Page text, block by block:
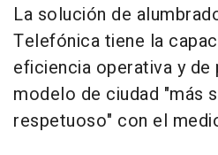
La solución de
Telefónica tiene la
eficiencia operativa y de
modelo de ciudad "más
respetuoso" con el